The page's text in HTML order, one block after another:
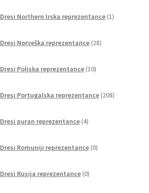
Dresi Northern Irska reprezentance 1izdelek
Dresi Norveška reprezentance 28izdelkov
Dresi Poljska reprezentance 10izdelkov
Dresi Portugalska reprezentance 208izdelkov
Dresi puran reprezentance 4izdelki
Dresi Romuniji reprezentance 0izdelkov
Dresi Rusija reprezentance 0izdelkov